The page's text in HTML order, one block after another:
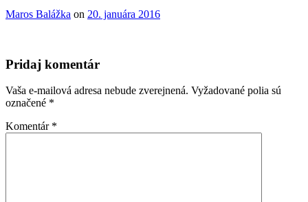
By
Maros Balážka on 20. januára 2016
Pridaj komentár
Vaša e-mailová adresa nebude zverejnená. Vyžadované polia sú
označené *
Komentár *